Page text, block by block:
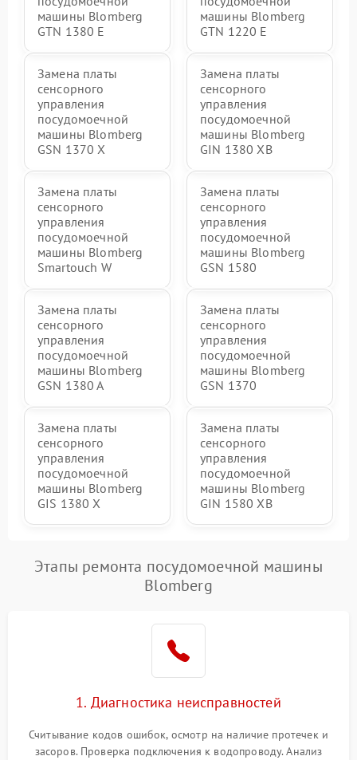
машины Blomberg
GTN 1380 E
машины Blomberg
GTN 1220 E
Замена платы
сенсорного
управления
посудомоечной
машины Blomberg
GSN 1370 X
Замена платы
сенсорного
управления
посудомоечной
машины Blomberg
GIN 1380 XB
Замена платы
сенсорного
управления
посудомоечной
машины Blomberg
Smartouch W
Замена платы
сенсорного
управления
посудомоечной
машины Blomberg
GSN 1580
Замена платы
сенсорного
управления
посудомоечной
машины Blomberg
GSN 1380 A
Замена платы
сенсорного
управления
посудомоечной
машины Blomberg
GSN 1370
Замена платы
сенсорного
управления
посудомоечной
машины Blomberg
GIS 1380 X
Замена платы
сенсорного
управления
посудомоечной
машины Blomberg
GIN 1580 XB
Этапы ремонта посудомоечной машины
Blomberg
1. Диагностика неисправностей
Считывание кодов ошибок, осмотр на наличие протечек и
засоров. Проверка подключения к водопроводу. Анализ